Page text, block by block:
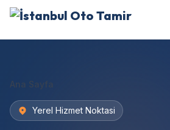
Ana Sayfa
Yerel Hizmet Noktasi